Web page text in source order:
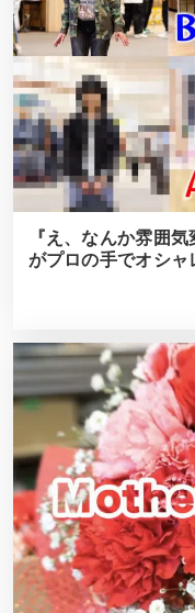
『え、なんか雰囲
がプロの手でオシャ